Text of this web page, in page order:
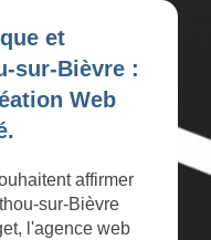
et
sur-Bièvre :
Web
affirmer
sur-Bièvre
l'agence web